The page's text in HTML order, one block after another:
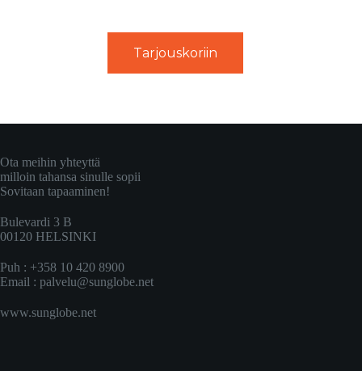
Tarjouskoriin
Ota meihin yhteyttä
milloin tahansa sinulle sopii
Sovitaan tapaaminen!
Bulevardi 3 B
00120 HELSINKI
Puh : +358 10 420 8900
Email : palvelu@sunglobe.net
www.sunglobe.net